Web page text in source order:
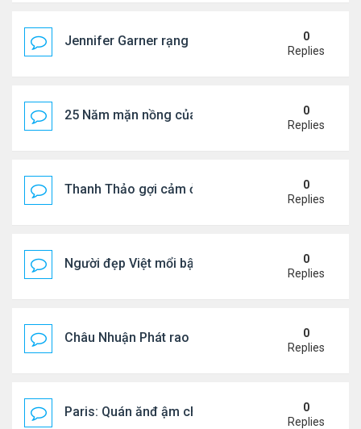
Jennifer Garner rạng rỡ bên bạn trai kém 6 tuổi
0
Replies
25 Năm mặn nồng của 'Điệp viên 007'
0
Replies
Thanh Thảo gợi cảm ở tuổi 49
0
Replies
Người đẹp Việt mổi bật giữa dàn sao châu Á
0
Replies
Châu Nhuận Phát rao bán tài sản
0
Replies
Paris: Quán ănđ ậm chất Việt đông kín khách chờ
0
Replies